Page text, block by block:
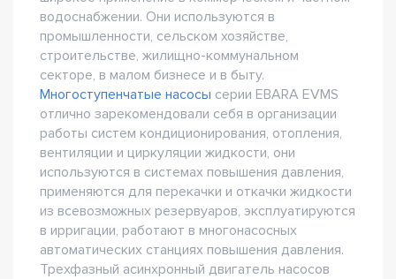
водоснабжении. Они используются в
промышленности, сельском хозяйстве,
строительстве, жилищно-коммунальном
секторе, в малом бизнесе и в быту.
Многоступенчатые насосы серии EBARA EVMS
отлично зарекомендовали себя в организации
работы систем кондиционирования, отопления,
вентиляции и циркуляции жидкости, они
используются в системах повышения давления,
применяются для перекачки и откачки жидкости
из всевозможных резервуаров, эксплуатируются
в ирригации, работают в многонасосных
автоматических станциях повышения давления.
Трехфазный асинхронный двигатель насосов